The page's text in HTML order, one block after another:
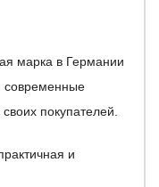
марка в Германии
современные
покупателей.
и